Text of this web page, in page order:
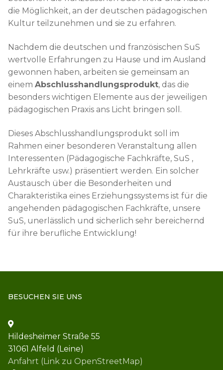
die Möglichkeit, an der deutschen pädagogischen
Kultur teilzunehmen und sie zu erfahren.
Nachdem die deutschen und französischen SuS
wertvolle Erfahrungen zu Hause und im Ausland
gewonnen haben, arbeiten sie gemeinsam an
einem Abschlusshandlungsprodukt, das die
besonders wichtigen Elemente aus der jeweiligen
pädagogischen Praxis ans Licht bringen soll.
Dieses Abschlusshandlungsprodukt soll im
Rahmen einer besonderen Veranstaltung allen
Interessenten (Pädagogische Fachkräfte, SuS ,
Lehrkräfte usw.) präsentiert werden. Ein solcher
Austausch über die Besonderheiten und
Charakteristika eines Erziehungssystems ist für die
angehenden pädagogischen Fachkräfte, unsere
SuS, unerlässlich und sicherlich sehr bereichernd
für ihre berufliche Entwicklung!
BESUCHEN SIE UNS
Hildesheimer Straße 55
31061 Alfeld (Leine)
Anfahrt (Link zu OpenStreetMap)